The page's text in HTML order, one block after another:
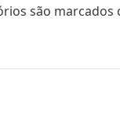
são marcados